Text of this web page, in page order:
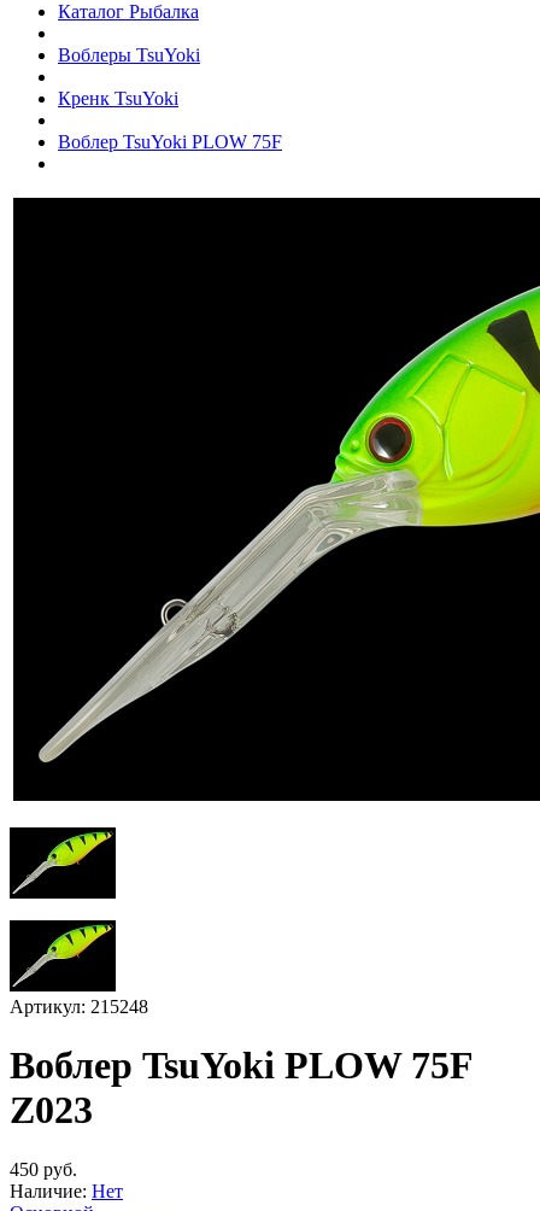
Каталог Рыбалка
Воблеры TsuYoki
Кренк TsuYoki
Воблер TsuYoki PLOW 75F
Артикул: 215248
Воблер TsuYoki PLOW 75F
Z023
450 руб.
Наличие: Нет